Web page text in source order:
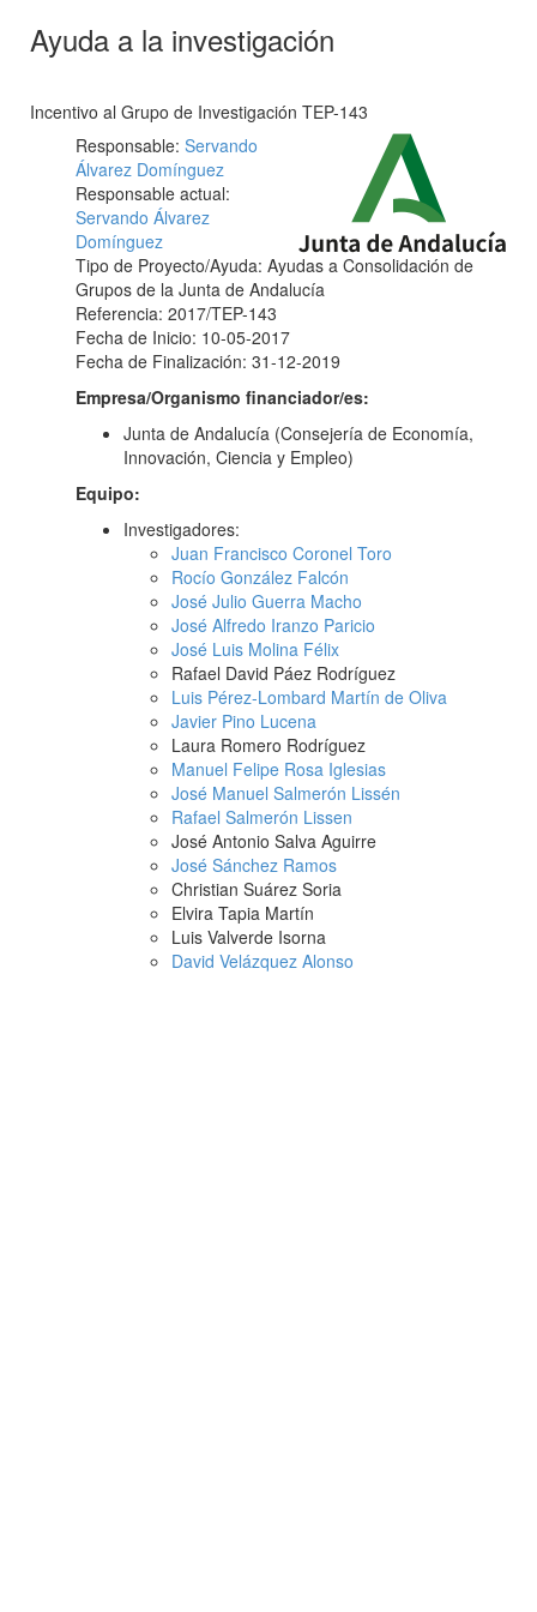
Ayuda a la investigación
Incentivo al Grupo de Investigación TEP-143
Responsable: Servando
Álvarez Domínguez
Responsable actual:
Servando Álvarez
Domínguez
Tipo de Proyecto/Ayuda: Ayudas a Consolidación de
Grupos de la Junta de Andalucía
Referencia: 2017/TEP-143
Fecha de Inicio: 10-05-2017
Fecha de Finalización: 31-12-2019
Empresa/Organismo financiador/es:
Junta de Andalucía (Consejería de Economía,
Innovación, Ciencia y Empleo)
Equipo:
Investigadores:
Juan Francisco Coronel Toro
Rocío González Falcón
José Julio Guerra Macho
José Alfredo Iranzo Paricio
José Luis Molina Félix
Rafael David Páez Rodríguez
Luis Pérez-Lombard Martín de Oliva
Javier Pino Lucena
Laura Romero Rodríguez
Manuel Felipe Rosa Iglesias
José Manuel Salmerón Lissén
Rafael Salmerón Lissen
José Antonio Salva Aguirre
José Sánchez Ramos
Christian Suárez Soria
Elvira Tapia Martín
Luis Valverde Isorna
David Velázquez Alonso